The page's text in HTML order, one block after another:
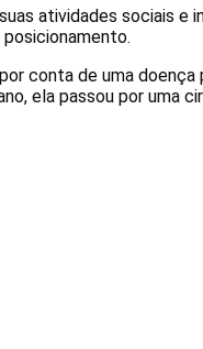
atividades sociais e
conta de uma
ela passou por uma